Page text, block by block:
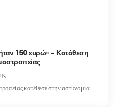
150 ευρώ» – Κατάθεση
κατέθεσε στην αστυνομία